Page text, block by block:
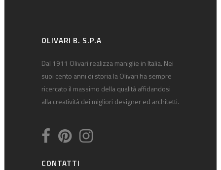
OLIVARI B. S.P.A
Dal 1911 Olivari realizza maniglie in Italia. Nei
suoi cento anni di storia la Olivari ha sempre
ricercato il massimo della qualità affidandosi
alla creatività dei migliori designer ed architetti.
CONTATTI